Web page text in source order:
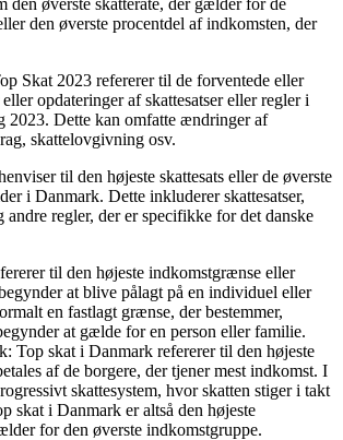
den øverste procentdel af indkomsten, der
Skat 2023 refererer til de forventede eller
opdateringer af skattesatser eller regler i
2023. Dette kan omfatte ændringer af
skattelovgivning osv.
til den højeste skattesats eller de øverste
i Danmark. Dette inkluderer skattesatser,
andre regler, der er specifikke for det danske
til den højeste indkomstgrænse eller
at blive pålagt på en individuel eller
en fastlagt grænse, der bestemmer,
at gælde for en person eller familie.
Top skat i Danmark refererer til den højeste
af de borgere, der tjener mest indkomst. I
skattesystem, hvor skatten stiger i takt
skat i Danmark er altså den højeste
for den øverste indkomstgruppe.